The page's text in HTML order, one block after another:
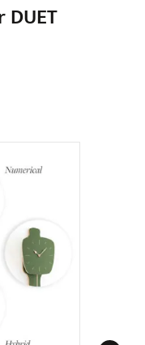
DUET